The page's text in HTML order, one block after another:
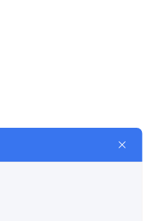
石英镜片，二是阻抗匹配电位器
节电位器，直到绿色指示灯亮，